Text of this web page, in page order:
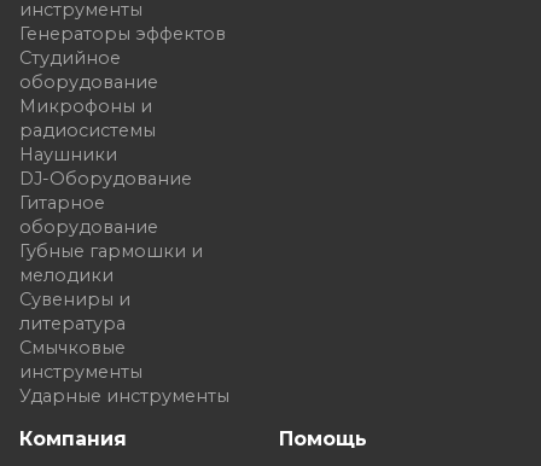
инструменты
Генераторы эффектов
Студийное
оборудование
Микрофоны и
радиосистемы
Наушники
DJ-Оборудование
Гитарное
оборудование
Губные гармошки и
мелодики
Сувениры и
литература
Смычковые
инструменты
Ударные инструменты
Компания Помощь